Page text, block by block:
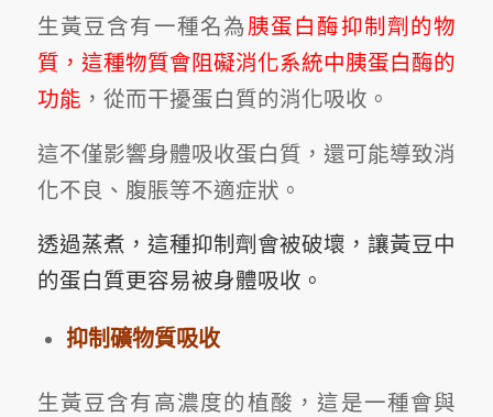
生黃豆含有一種名為胰蛋白酶抑制劑 的物
質，這種物質會阻礙消化系統中胰蛋白酶的
功能 ，從而干擾蛋白質的消化吸收。
這不僅影響身體吸收蛋白質，還可能導致消
化不良、腹脹等不適症狀。
透過蒸煮，這種抑制劑會被破壞，讓黃豆中
的蛋白質更容易被身體吸收。
抑制礦物質吸收
生黃豆含有高濃度的植酸 ，這是一種會與